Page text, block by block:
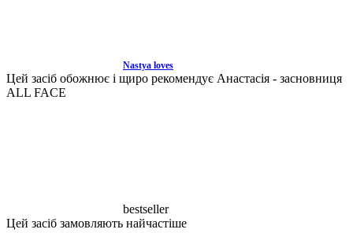
Nastya loves
Цей засіб обожнює і щиро рекомендує Анастасія - засновниця
ALL FACE
bestseller
Цей засіб замовляють найчастіше